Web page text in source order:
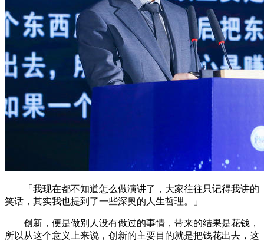
「我现在都不知道怎么做演讲了，大家往往只记得我讲的
笑话，其实我也提到了一些深奥的人生哲理。」
创新，便是做别人没有做过的事情，带来的结果是花钱，
所以从这个意义上来说，创新的主要目的就是把钱花出去，这